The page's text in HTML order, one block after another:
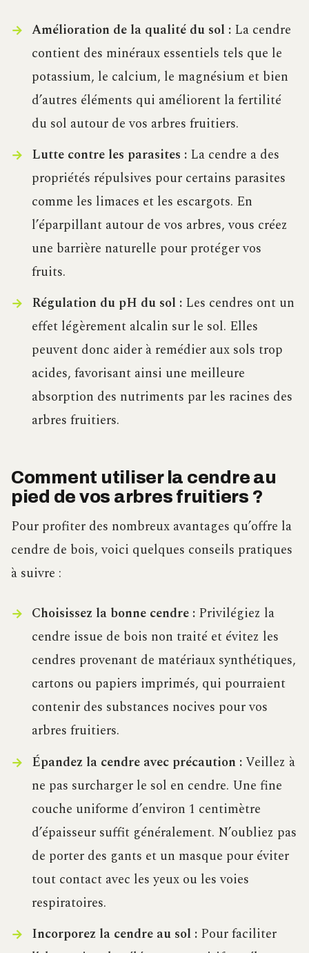
Amélioration de la qualité du sol :La cendre
contient des minéraux essentiels tels que le
potassium, le calcium, le magnésium et bien
d’autres éléments qui améliorent la fertilité
du sol autour de vos arbres fruitiers.
Lutte contre les parasites :La cendre a des
propriétés répulsives pour certains parasites
comme les limaces et les escargots. En
l’éparpillant autour de vos arbres, vous créez
une barrière naturelle pour protéger vos
fruits.
Régulation du pH du sol :Les cendres ont un
effet légèrement alcalin sur le sol. Elles
peuvent donc aider à remédier aux sols trop
acides, favorisant ainsi une meilleure
absorption des nutriments par les racines des
arbres fruitiers.
Comment utiliser la cendre au
pied de vos arbres fruitiers ?
Pour profiter des nombreux avantages qu’offre la
cendre de bois, voici quelques conseils pratiques
à suivre :
Choisissez la bonne cendre :Privilégiez la
cendre issue de bois non traité et évitez les
cendres provenant de matériaux synthétiques,
cartons ou papiers imprimés, qui pourraient
contenir des substances nocives pour vos
arbres fruitiers.
Épandez la cendre avec précaution :Veillez à
ne pas surcharger le sol en cendre. Une fine
couche uniforme d’environ 1 centimètre
d’épaisseur suffit généralement. N’oubliez pas
de porter des gants et un masque pour éviter
tout contact avec les yeux ou les voies
respiratoires.
Incorporez la cendre au sol :Pour faciliter